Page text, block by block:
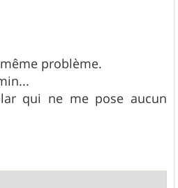
problème.
qui ne me pose aucun